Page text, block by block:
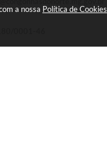
a nossa Política de Cookies